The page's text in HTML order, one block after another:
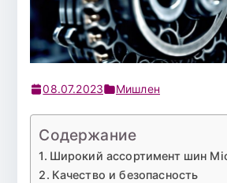
08.07.2023 Мишлен
Содержание
Широкий ассортимент шин
Качество и безопасность